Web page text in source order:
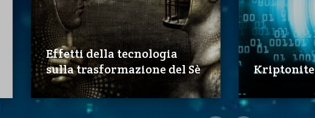
Effetti della tecnologia
sulla trasformazione del Sè
Kriptonite